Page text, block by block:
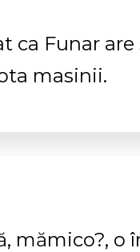
ca Funar
masinii.
mămico?, o